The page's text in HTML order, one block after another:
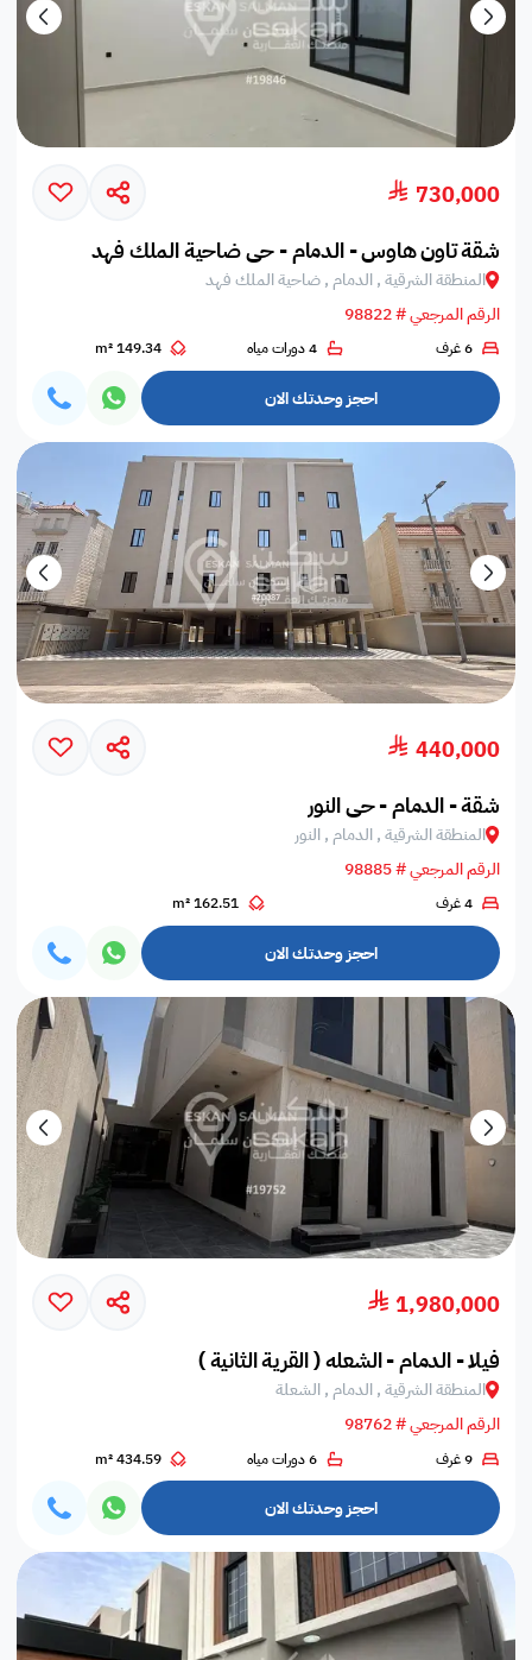
730,000
شقة تاون هاوس - الدمام - حي ضاحية الملك فهد
المنطقة الشرقية , الدمام , ضاحية الملك فهد
الرقم المرجعي # 98822
6 غرف 4 دورات مياه 149.34 m²
احجز وحدتك الان
440,000
شقة - الدمام - حي النور
المنطقة الشرقية , الدمام , النور
الرقم المرجعي # 98885
4 غرف 162.51 m²
احجز وحدتك الان
1,980,000
فيلا - الدمام - الشعله ( القرية الثانية )
المنطقة الشرقية , الدمام , الشعلة
الرقم المرجعي # 98762
9 غرف 6 دورات مياه 434.59 m²
احجز وحدتك الان